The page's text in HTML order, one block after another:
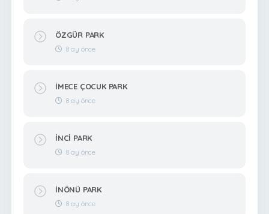
ÖZGÜR PARK
8 ay önce
İMECE ÇOCUK PARK
8 ay önce
İNCİ PARK
8 ay önce
İNÖNÜ PARK
8 ay önce